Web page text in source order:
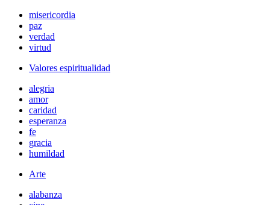
misericordia
paz
verdad
virtud
Valores espiritualidad
alegria
amor
caridad
esperanza
fe
gracia
humildad
Arte
alabanza